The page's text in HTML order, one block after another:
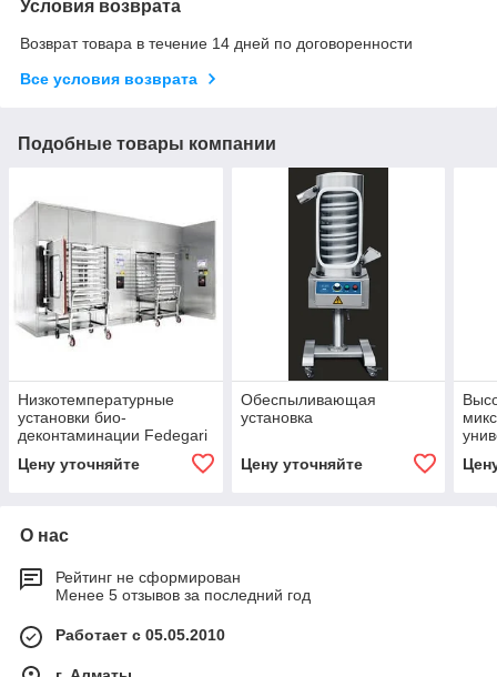
Условия возврата
Возврат товара в течение 14 дней по договоренности
Все условия возврата
Подобные товары компании
Низкотемпературные
установки био-
деконтаминации Fedegari
Цену уточняйте
Обеспыливающая
установка
Цену уточняйте
О нас
Рейтинг не сформирован
Менее 5 отзывов за последний год
Работает с 05.05.2010